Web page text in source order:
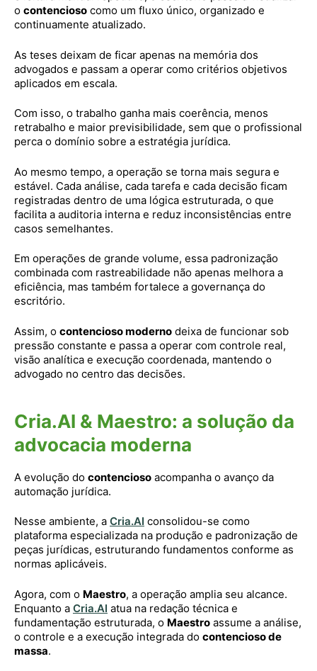
o contencioso como um fluxo único, organizado e
continuamente atualizado.
As teses deixam de ficar apenas na memória dos
advogados e passam a operar como critérios objetivos
aplicados em escala.
Com isso, o trabalho ganha mais coerência, menos
retrabalho e maior previsibilidade, sem que o profissional
perca o domínio sobre a estratégia jurídica.
Ao mesmo tempo, a operação se torna mais segura e
estável. Cada análise, cada tarefa e cada decisão ficam
registradas dentro de uma lógica estruturada, o que
facilita a auditoria interna e reduz inconsistências entre
casos semelhantes.
Em operações de grande volume, essa padronização
combinada com rastreabilidade não apenas melhora a
eficiência, mas também fortalece a governança do
escritório.
Assim, o contencioso moderno deixa de funcionar sob
pressão constante e passa a operar com controle real,
visão analítica e execução coordenada, mantendo o
advogado no centro das decisões.
Cria.AI & Maestro: a solução da
advocacia moderna
A evolução do contencioso acompanha o avanço da
automação jurídica.
Nesse ambiente, a Cria.AI consolidou-se como
plataforma especializada na produção e padronização de
peças jurídicas, estruturando fundamentos conforme as
normas aplicáveis.
Agora, com o Maestro, a operação amplia seu alcance.
Enquanto a Cria.AI atua na redação técnica e
fundamentação estruturada, o Maestro assume a análise,
o controle e a execução integrada do contencioso de
massa.